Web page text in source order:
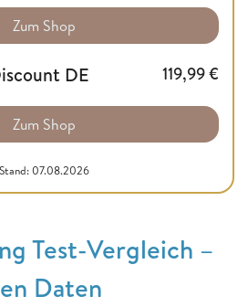
Zum Shop
DE 119,99€
Zum Shop
Stand: 07.08.2026
Test-Vergleich –
Daten